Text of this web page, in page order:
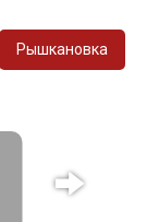
Рышкановка